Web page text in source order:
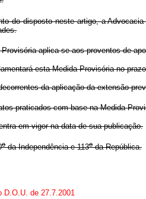
do disposto neste artigo, a
aplica-se aos proventos de
esta Medida Provisória no prazo
da aplicação da extensão
com base na Medida
em vigor na data de sua publicação.
oda Independência e 113oda República.
de 27.7.2001